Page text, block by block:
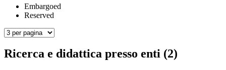
Embargoed
Reserved
Ricerca e didattica presso enti (2)